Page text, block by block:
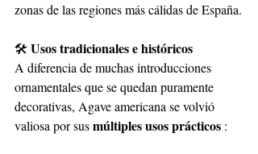
zonas de las regiones más cálidas de España.
🛠️ Usos tradicionales e históricos
A diferencia de muchas introducciones
ornamentales que se quedan puramente
decorativas, Agave americana se volvió
valiosa por susmúltiples usos prácticos :